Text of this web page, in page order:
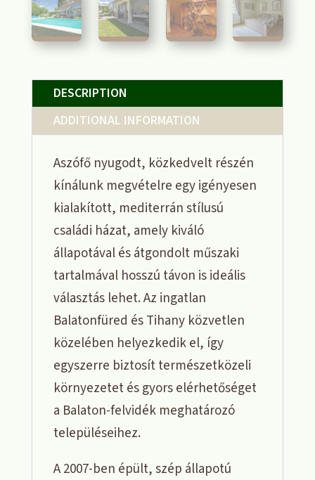
DESCRIPTION
ADDITIONAL INFORMATION
Aszófő nyugodt, közkedvelt részén
kínálunk megvételre egy igényesen
kialakított, mediterrán stílusú
családi házat, amely kiváló
állapotával és átgondolt műszaki
tartalmával hosszú távon is ideális
választás lehet. Az ingatlan
Balatonfüred és Tihany közvetlen
közelében helyezkedik el, így
egyszerre biztosít természetközeli
környezetet és gyors elérhetőséget
a Balaton-felvidék meghatározó
településeihez.
A 2007-ben épült, szép állapotú